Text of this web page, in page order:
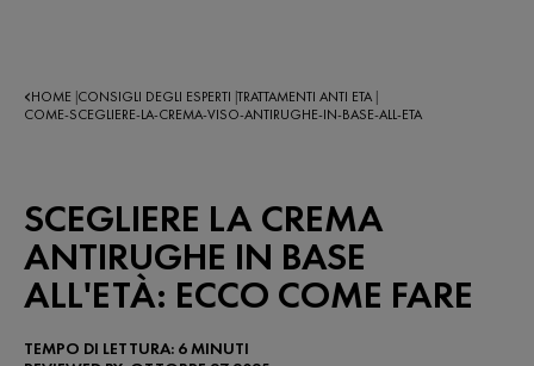
HOME CONSIGLI DEGLI ESPERTI TRATTAMENTI ANTI ETA
COME-SCEGLIERE-LA-CREMA-VISO-ANTIRUGHE-IN-BASE-ALL-ETA
SCEGLIERE LA CREMA
ANTIRUGHE IN BASE
ALL'ETÀ: ECCO COME FARE
TEMPO DI LETTURA: 6 MINUTI